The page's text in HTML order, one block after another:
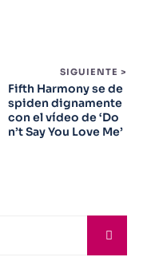
SIGUIENTE >
Fifth Harmony se de
spiden dignamente
con el vídeo de ‘Do
n’t Say You Love Me’